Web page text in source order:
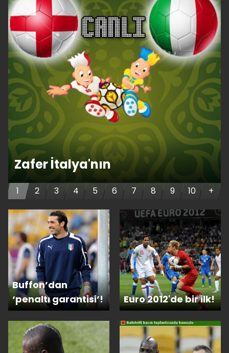
Zafer İtalya'nın
1 2 3 4 5 6 7 8 9 10 +
Buffon’dan
‘penaltı garantisi’!
Euro 2012'de bir ilk!